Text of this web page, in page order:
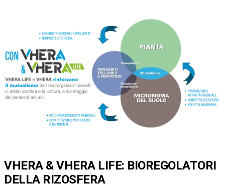
VHERA & VHERA LIFE: BIOREGOLATORI
DELLA RIZOSFERA